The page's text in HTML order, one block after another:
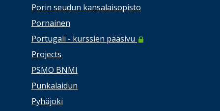
Porin seudun kansalaisopisto
Pornainen
Portugali - kurssien pääsivu
Projects
PSMO BNMI
Punkalaidun
Pyhäjoki